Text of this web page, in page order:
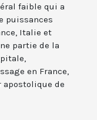
faible qui a
puissances
Italie et
partie de la
en France,
de